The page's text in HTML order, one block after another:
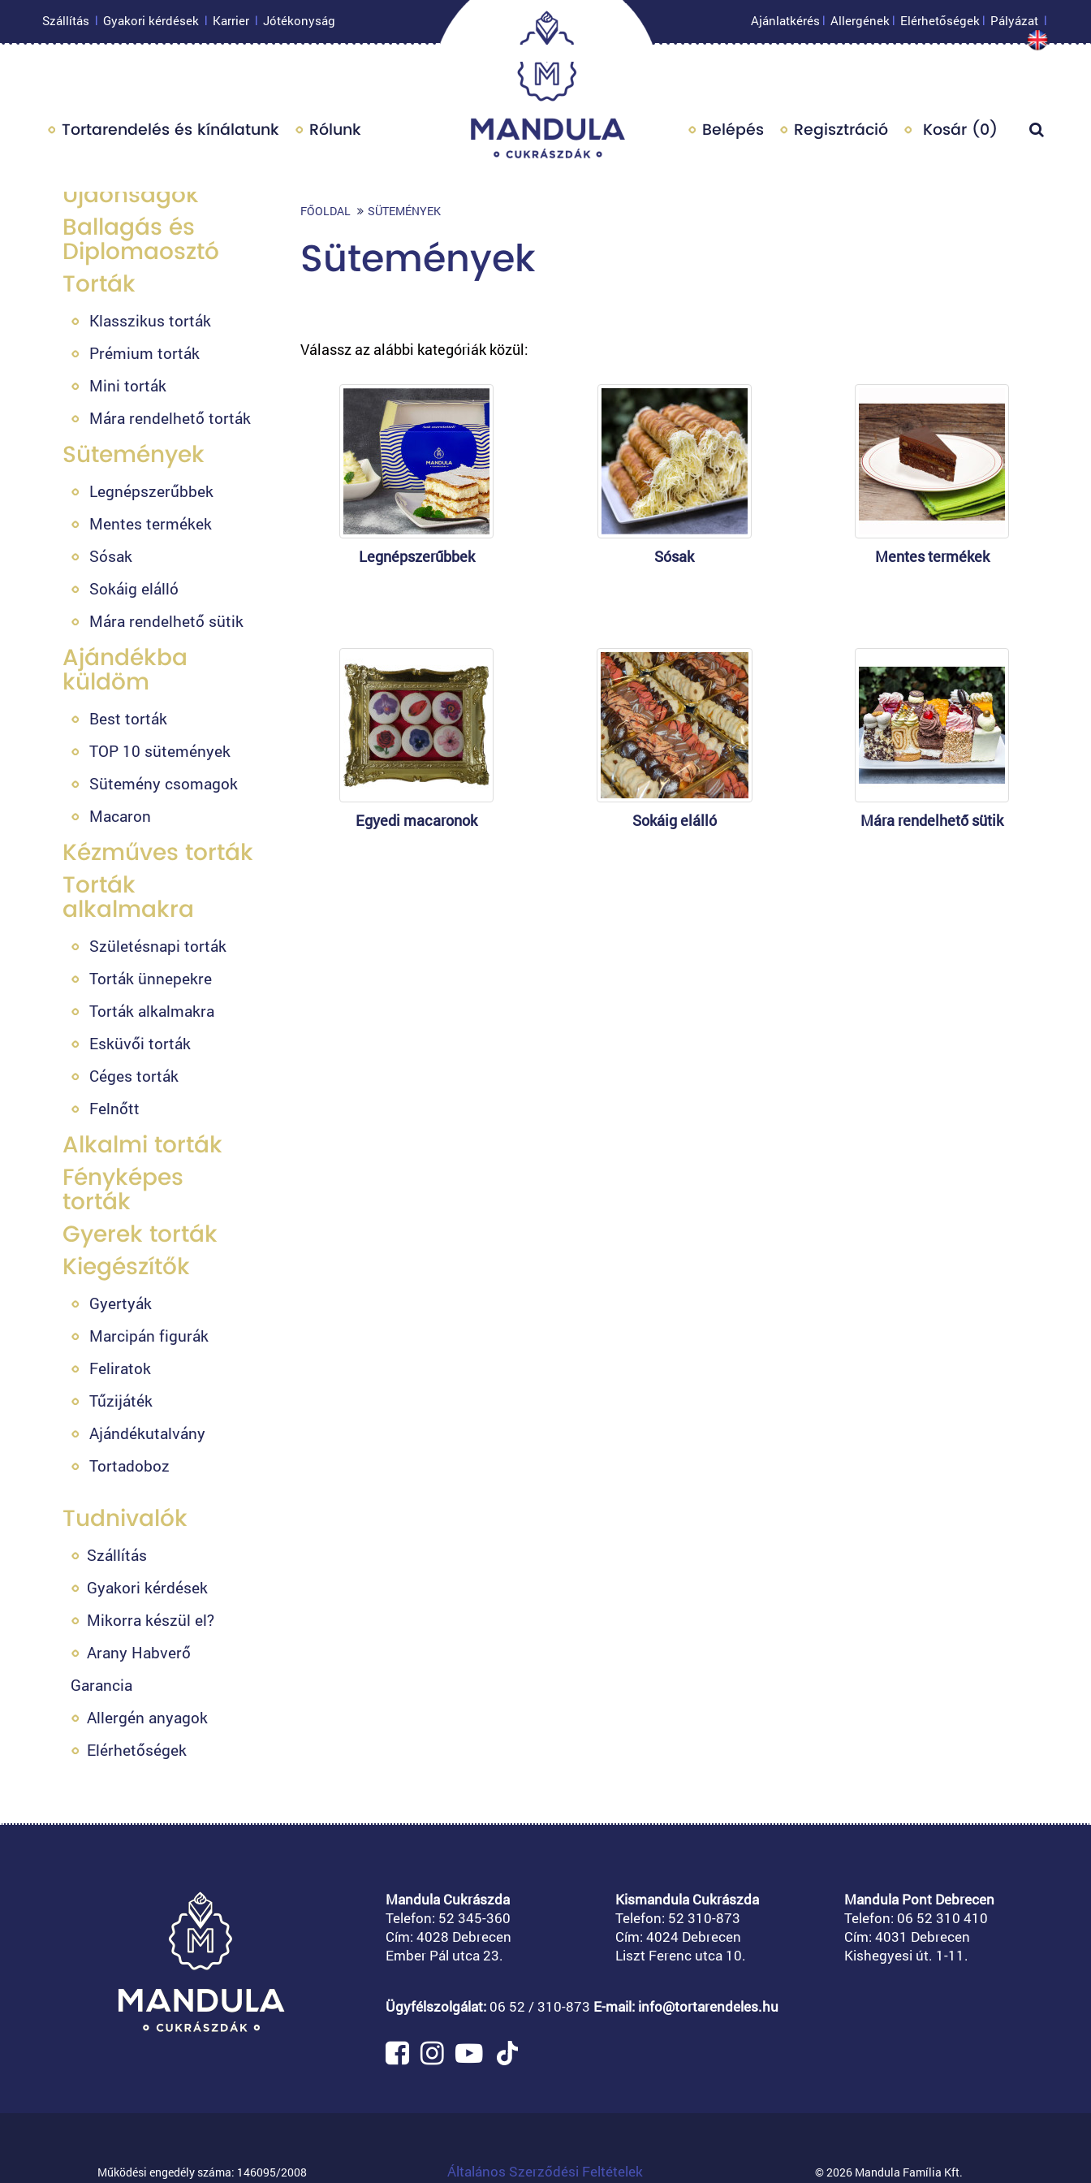
Szállítás | Gyakori kérdések | Karrier | Jótékonyság Ajánlatkérés | Allergének | Elérhetőségek | Pályázat |
Tortarendelés és kínálatunk Rólunk Belépés Regisztráció Kosár (0)
Újdonságok
Ballagás és
Diplomaosztó
Torták
Klasszikus torták
Prémium torták
Mini torták
Mára rendelhető torták
Sütemények
Legnépszerűbbek
Mentes termékek
Sósak
Sokáig elálló
Mára rendelhető sütik
Ajándékba
küldöm
Best torták
TOP 10 sütemények
Sütemény csomagok
Macaron
Kézműves torták
Torták
alkalmakra
Születésnapi torták
Torták ünnepekre
Torták alkalmakra
Esküvői torták
Céges torták
Felnőtt
Alkalmi torták
Fényképes
torták
Gyerek torták
Kiegészítők
Gyertyák
Marcipán figurák
Feliratok
Tűzijáték
Ajándékutalvány
Tortadoboz
Tudnivalók
Szállítás
Gyakori kérdések
Mikorra készül el?
Arany Habverő
Garancia
Allergén anyagok
Elérhetőségek
FŐOLDAL SÜTEMÉNYEK
Sütemények
Válassz az alábbi kategóriák közül:
Legnépszerűbbek Sósak Mentes termékek
Egyedi macaronok Sokáig elálló Mára rendelhető sütik
Mandula Cukrászda
Telefon: 52 345-360
Cím: 4028 Debrecen
Ember Pál utca 23.
Kismandula Cukrászda
Telefon: 52 310-873
Cím: 4024 Debrecen
Liszt Ferenc utca 10.
Mandula Pont Debrecen
Telefon: 06 52 310 410
Cím: 4031 Debrecen
Kishegyesi út. 1-11.
Ügyfélszolgálat: 06 52 / 310-873 E-mail: info@tortarendeles.hu
Működési engedély száma: 146095/2008 Általános Szerződési Feltételek © 2026 Mandula Família Kft.